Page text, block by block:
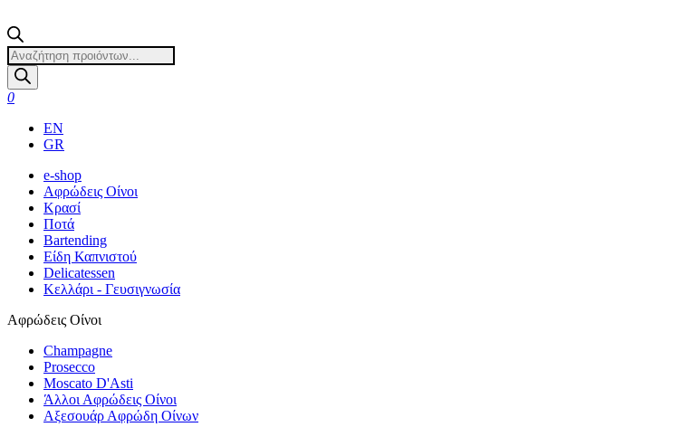
Products
search
0
EN
GR
e-shop
Αφρώδεις Οίνοι
Κρασί
Ποτά
Bartending
Είδη Καπνιστού
Delicatessen
Κελλάρι - Γευσιγνωσία
Αφρώδεις Οίνοι
Champagne
Prosecco
Moscato D'Asti
Άλλοι Αφρώδεις Οίνοι
Αξεσουάρ Αφρώδη Οίνων